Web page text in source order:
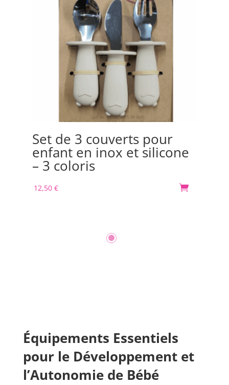
Set de 3 couverts pour
enfant en inox et silicone
– 3 coloris
12,50 € 
Équipements Essentiels
pour le Développement et
l’Autonomie de Bébé